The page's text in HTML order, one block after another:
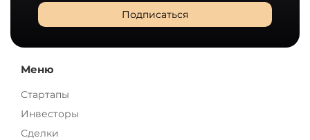
Подписаться
Меню
Стартапы
Инвесторы
Сделки